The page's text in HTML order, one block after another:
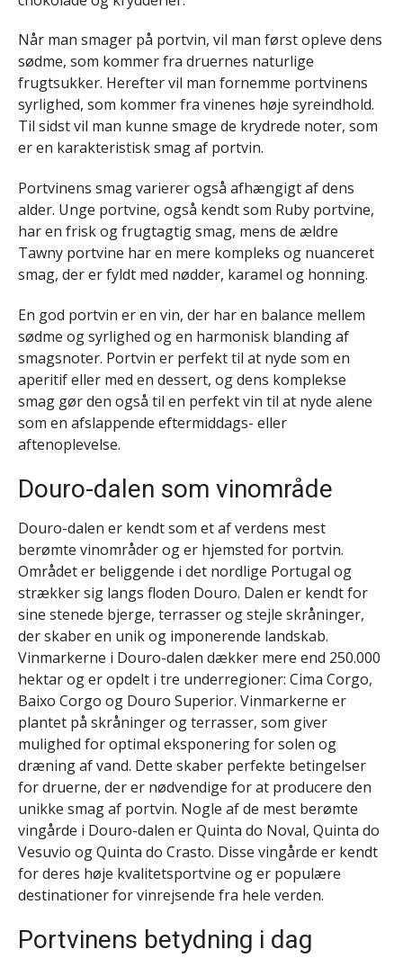
Når man smager på portvin, vil man først opleve dens
sødme, som kommer fra druernes naturlige
frugtsukker. Herefter vil man fornemme portvinens
syrlighed, som kommer fra vinenes høje syreindhold.
Til sidst vil man kunne smage de krydrede noter, som
er en karakteristisk smag af portvin.
Portvinens smag varierer også afhængigt af dens
alder. Unge portvine, også kendt som Ruby portvine,
har en frisk og frugtagtig smag, mens de ældre
Tawny portvine har en mere kompleks og nuanceret
smag, der er fyldt med nødder, karamel og honning.
En god portvin er en vin, der har en balance mellem
sødme og syrlighed og en harmonisk blanding af
smagsnoter. Portvin er perfekt til at nyde som en
aperitif eller med en dessert, og dens komplekse
smag gør den også til en perfekt vin til at nyde alene
som en afslappende eftermiddags- eller
aftenoplevelse.
Douro-dalen som vinområde
Douro-dalen er kendt som et af verdens mest
berømte vinområder og er hjemsted for portvin.
Området er beliggende i det nordlige Portugal og
strækker sig langs floden Douro. Dalen er kendt for
sine stenede bjerge, terrasser og stejle skråninger,
der skaber en unik og imponerende landskab.
Vinmarkerne i Douro-dalen dækker mere end 250.000
hektar og er opdelt i tre underregioner: Cima Corgo,
Baixo Corgo og Douro Superior. Vinmarkerne er
plantet på skråninger og terrasser, som giver
mulighed for optimal eksponering for solen og
dræning af vand. Dette skaber perfekte betingelser
for druerne, der er nødvendige for at producere den
unikke smag af portvin. Nogle af de mest berømte
vingårde i Douro-dalen er Quinta do Noval, Quinta do
Vesuvio og Quinta do Crasto. Disse vingårde er kendt
for deres høje kvalitetsportvine og er populære
destinationer for vinrejsende fra hele verden.
Portvinens betydning i dag